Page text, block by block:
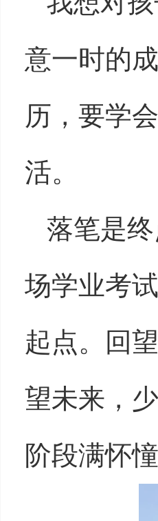
意一时的
历，要学
活。
落笔是
场学业考
起点。回
望未来，
阶段满怀憧